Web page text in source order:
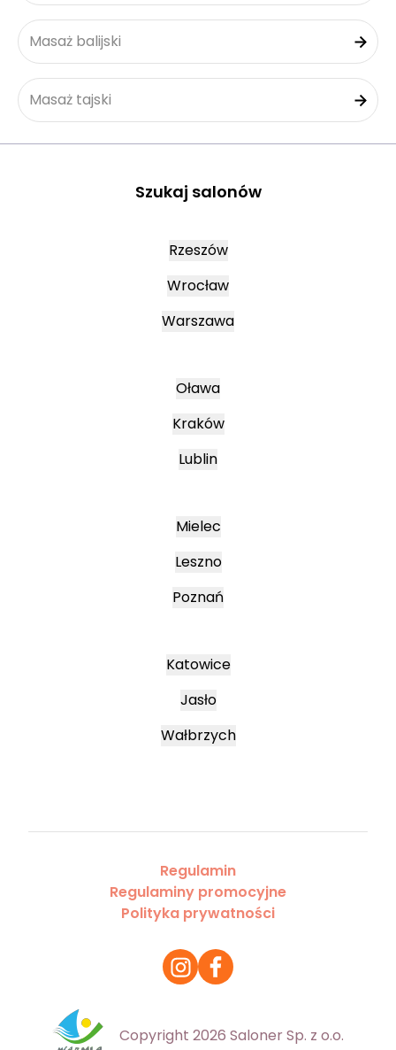
Masaż balijski
Masaż tajski
Szukaj salonów
Rzeszów
Wrocław
Warszawa
Oława
Kraków
Lublin
Mielec
Leszno
Poznań
Katowice
Jasło
Wałbrzych
Regulamin
Regulaminy promocyjne
Polityka prywatności
Copyright 2026 Saloner Sp. z o.o.